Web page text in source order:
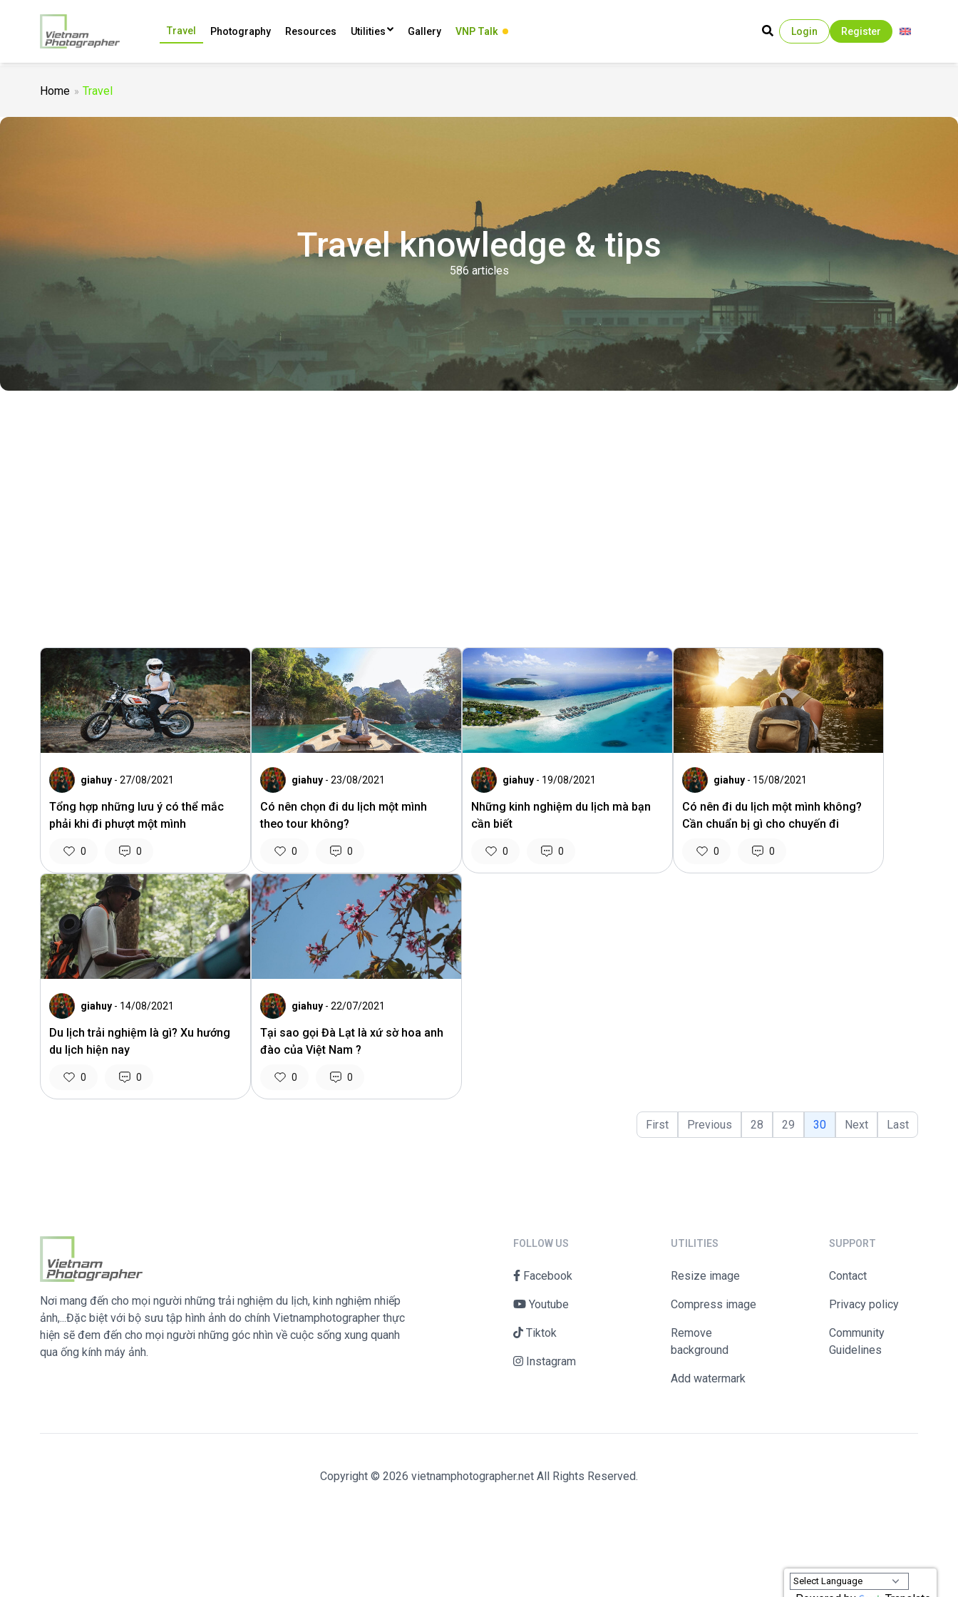
Travel Photography Resources Utilities Gallery VNP Talk Login Register
Home Travel
Travel knowledge & tips
586 articles
giahuy - 27/08/2021
Tổng hợp những lưu ý có thể mắc
phải khi đi phượt một mình
0 0
giahuy - 23/08/2021
Có nên chọn đi du lịch một mình
theo tour không?
0 0
giahuy - 19/08/2021
Những kinh nghiệm du lịch mà bạn
cần biết
0 0
giahuy - 15/08/2021
Có nên đi du lịch một mình không?
Cần chuẩn bị gì cho chuyến đi
0 0
giahuy - 14/08/2021
Du lịch trải nghiệm là gì? Xu hướng
du lịch hiện nay
0 0
giahuy - 22/07/2021
Tại sao gọi Đà Lạt là xứ sờ hoa anh
đào của Việt Nam ?
0 0
First Previous 28 29 30 Next Last
Nơi mang đến cho mọi người những trải nghiệm du lịch, kinh nghiệm nhiếp
ảnh,...Đặc biệt với bộ sưu tập hình ảnh do chính Vietnamphotographer thực
hiện sẽ đem đến cho mọi người những góc nhìn về cuộc sống xung quanh
qua ống kính máy ảnh.
FOLLOW US
Facebook
Youtube
Tiktok
Instagram
UTILITIES
Resize image
Compress image
Remove
background
Add watermark
SUPPORT
contact
Privacy policy
Community
Guidelines
Copyright © 2026 vietnamphotographer.net All Rights Reserved.